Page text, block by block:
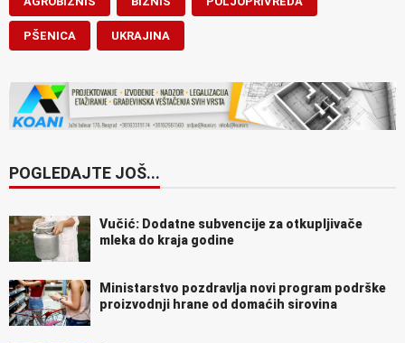
PŠENICA UKRAJINA
POGLEDAJTE JOŠ...
Vučić: Dodatne subvencije za otkupljivače
mleka do kraja godine
Ministarstvo pozdravlja novi program podrške
proizvodnji hrane od domaćih sirovina